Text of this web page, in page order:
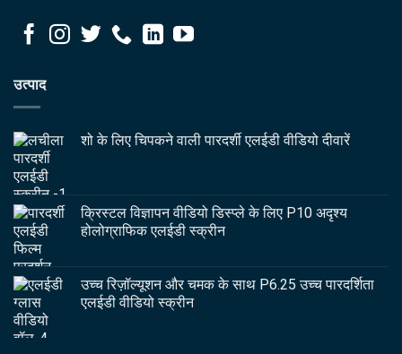
उत्पाद
शो के लिए चिपकने वाली पारदर्शी एलईडी वीडियो दीवारें
क्रिस्टल विज्ञापन वीडियो डिस्प्ले के लिए P10 अदृश्य
होलोग्राफिक एलईडी स्क्रीन
उच्च रिज़ॉल्यूशन और चमक के साथ P6.25 उच्च पारदर्शिता
एलईडी वीडियो स्क्रीन